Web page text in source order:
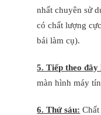
nhất chuyên sử
có chất lượng
bái làm cụ).
5. Tiếp theo đây
màn hình máy
6. Thứ sáu: